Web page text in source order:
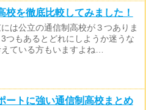
を徹底比較してみました！
は公立の通信制高校が３つありま
つもあるとどれにしようか迷うな
えている方もいますよね…
ートに強い通信制高校まとめ